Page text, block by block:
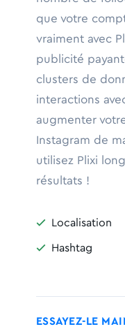
que votre
vraiment avec
publicité
clusters de
interactions
augmenter
Instagram de
utilisez Plixi
résultats !
 Localisation
 Hashtag
ESSAYEZ-LE